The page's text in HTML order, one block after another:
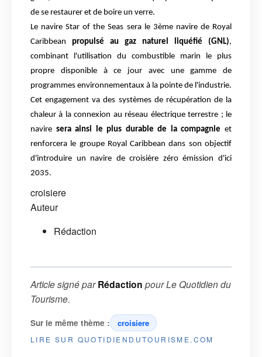
de se restaurer et de boire un verre.
Le navire Star of the Seas sera le 3ème navire de Royal
Caribbean propulsé au gaz naturel liquéfié (GNL),
combinant l'utilisation du combustible marin le plus
propre disponible à ce jour avec une gamme de
programmes environnementaux à la pointe de l'industrie.
Cet engagement va des systèmes de récupération de la
chaleur à la connexion au réseau électrique terrestre ; le
navire sera ainsi le plus durable de la compagnie et
renforcera le groupe Royal Caribbean dans son objectif
d'introduire un navire de croisière zéro émission d'ici
2035.
croisiere
Auteur
Rédaction
Article signé parRédaction pourLe Quotidien du
Tourisme.
Sur le même thème : croisiere
LIRE SUR QUOTIDIENDUTOURISME.COM